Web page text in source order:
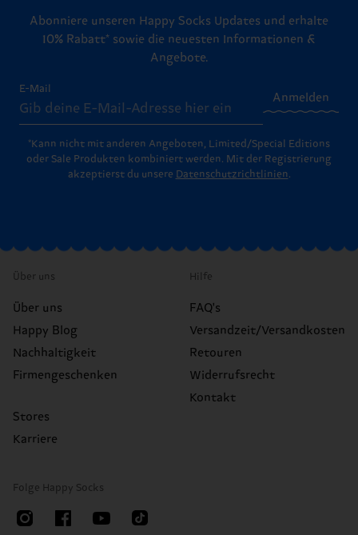
Abonniere unseren Happy Socks Updates und erhalte
10% Rabatt* sowie die neuesten Informationen &
Angebote.
E-Mail
Anmelden
*Kann nicht mit anderen Angeboten, Limited/Special Editions
oder Sale Produkten kombiniert werden. Mit der Registrierung
akzeptierst du unsere Datenschutzrichtlinien.
Über uns
Über uns
Happy Blog
Nachhaltigkeit
Firmengeschenken
Stores
Karriere
Hilfe
FAQ's
Versandzeit/Versandkosten
Retouren
Widerrufsrecht
Kontakt
Folge Happy Socks